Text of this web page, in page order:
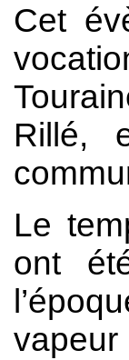
Cet
Rillé,
Le
ont
vapeur